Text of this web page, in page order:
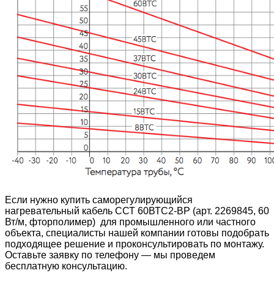
Если нужно купить саморегулирующийся
нагревательный кабель ССТ 60ВТС2-ВР (арт. 2269845, 60
Вт/м, фторполимер) для промышленного или частного
объекта, специалисты нашей компании готовы подобрать
подходящее решение и проконсультировать по монтажу.
Оставьте заявку по телефону — мы проведем
бесплатную консультацию.